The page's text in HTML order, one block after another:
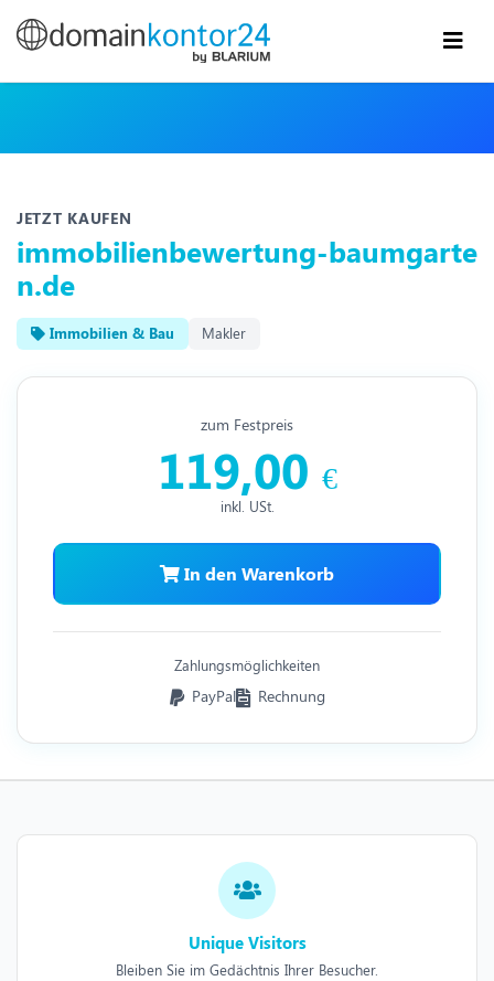
JETZT KAUFEN
immobilienbewertung-baumgarte
n.de
Immobilien & Bau Makler
zum Festpreis
119,00 €
inkl. USt.
In den Warenkorb
Zahlungsmöglichkeiten
PayPal Rechnung
Unique Visitors
Bleiben Sie im Gedächtnis Ihrer Besucher.